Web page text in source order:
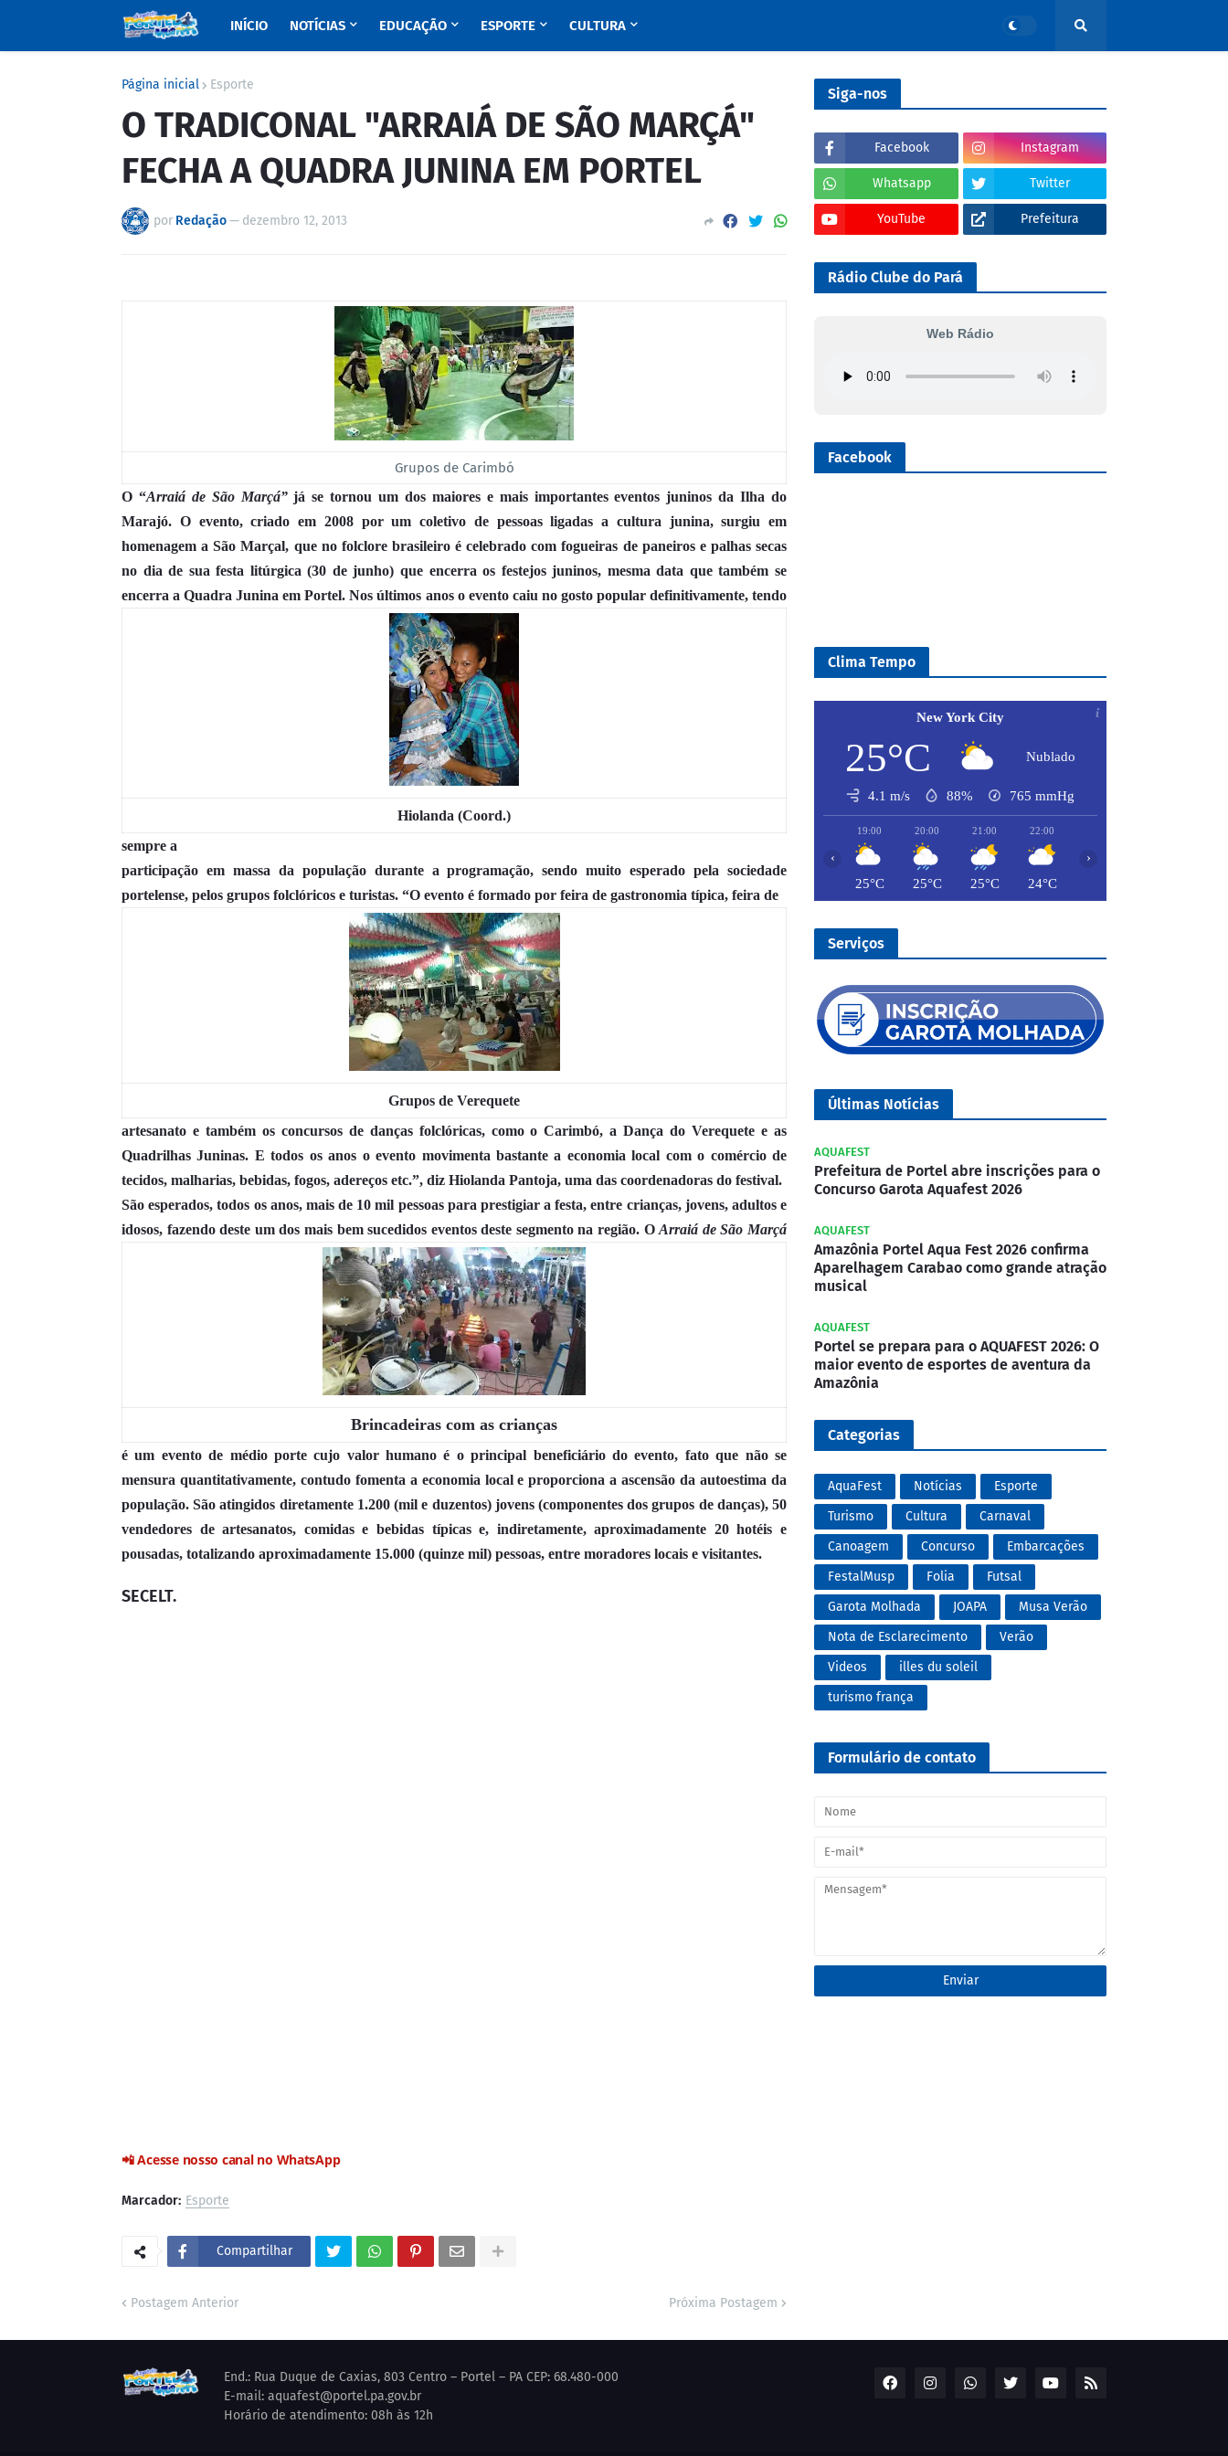
INÍCIO NOTÍCIAS EDUCAÇÃO ESPORTE CULTURA
Página inicial Esporte
O TRADICONAL "ARRAIÁ DE SÃO MARÇÁ"
FECHA A QUADRA JUNINA EM PORTEL
por Redação— dezembro 12, 2013
Grupos de Carimbó
O “Arraiá de São Marçá”já se tornou um dos maiores e mais importantes eventos juninos da Ilha do
Marajó. O evento, criado em 2008 por um coletivo de pessoas ligadas a cultura junina, surgiu em
homenagem a São Marçal, que no folclore brasileiro é celebrado com fogueiras de paneiros e palhas secas
no dia de sua festa litúrgica (30 de junho) que encerra os festejos juninos, mesma data que também se
encerra a Quadra Junina em Portel.
Hiolanda (Coord.)
Nos últimos anos o evento caiu no gosto popular definitivamente, tendo
sempre a
participação em massa da população durante a programação, sendo muito esperado pela sociedade
portelense, pelos grupos folclóricos e turistas. “O evento é formado por feira de gastronomia típica, feira de
Grupos de Verequete
artesanato e também os concursos de danças folclóricas, como o Carimbó, a Dança do Verequete e as
Quadrilhas Juninas. E todos os anos o evento movimenta bastante a economia local com o comércio de
tecidos, malharias, bebidas, fogos, adereços etc.”, diz Hiolanda Pantoja, uma das coordenadoras do festival.
São esperados, todos os anos, mais de 10 mil pessoas para prestigiar a festa, entre crianças, jovens, adultos e
idosos, fazendo deste um dos mais bem sucedidos eventos deste segmento na região.
Brincadeiras com as crianças
OArraiá de São Marçá
é um evento de médio porte cujo valor humano é o principal beneficiário do evento, fato que não se
mensura quantitativamente, contudo fomenta a economia local e proporciona a ascensão da autoestima da
população. São atingidos diretamente 1.200 (mil e duzentos) jovens (componentes dos grupos de danças), 50
vendedores de artesanatos, comidas e bebidas típicas e, indiretamente, aproximadamente 20 hotéis e
pousadas, totalizando aproximadamente 15.000 (quinze mil) pessoas, entre moradores locais e visitantes.
SECELT.
📲 Acesse nosso canal no WhatsApp
Marcador: Esporte
Compartilhar
Postagem Anterior Próxima Postagem
Siga-nos
Facebook Instagram
Whatsapp Twitter
YouTube Prefeitura
Rádio Clube do Pará
Web Rádio
Facebook
Clima Tempo
New York City
25°C Nublado
4.1 m/s 88% 765 mmHg
19:00
25°C
20:00
25°C
21:00
25°C
22:00
24°C
‹ ›
Serviços
Últimas Notícias
AQUAFEST
Prefeitura de Portel abre inscrições para o
Concurso Garota Aquafest 2026
AQUAFEST
Amazônia Portel Aqua Fest 2026 confirma
Aparelhagem Carabao como grande atração
musical
AQUAFEST
Portel se prepara para o AQUAFEST 2026: O
maior evento de esportes de aventura da
Amazônia
Categorias
AquaFest Notícias
Esporte
Turismo
Cultura
Carnaval
Canoagem
Concurso
Embarcações
FestalMusp
Folia
Futsal
Garota Molhada
JOAPA
Musa Verão
Nota de Esclarecimento
Verão
Videos
illes du soleil
turismo frança
Formulário de contato
End.: Rua Duque de Caxias, 803 Centro – Portel – PA CEP: 68.480-000
E-mail: aquafest@portel.pa.gov.br
Horário de atendimento: 08h às 12h